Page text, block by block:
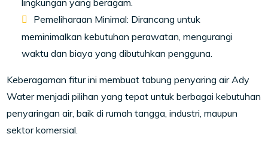
lingkungan yang beragam.
Pemeliharaan Minimal: Dirancang untuk
meminimalkan kebutuhan perawatan, mengurangi
waktu dan biaya yang dibutuhkan pengguna.
Keberagaman fitur ini membuat tabung penyaring air Ady
Water menjadi pilihan yang tepat untuk berbagai kebutuhan
penyaringan air, baik di rumah tangga, industri, maupun
sektor komersial.